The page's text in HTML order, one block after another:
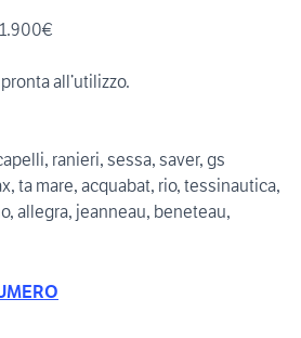
all’utilizzo.
ranieri, sessa, saver, gs
ta mare, acquabat, rio, tessinautica,
allegra, jeanneau, beneteau,